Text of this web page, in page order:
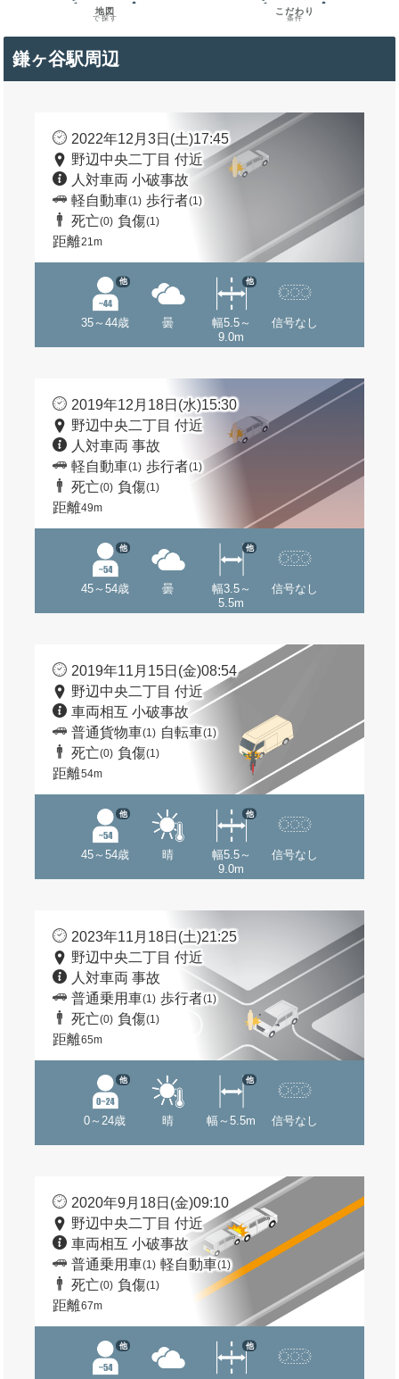
地図
で探す
こだわり
条件
鎌ヶ谷駅周辺
2022年12月3日(土)17:45
野辺中央二丁目 付近
人対車両 小破事故
軽自動車(1) 歩行者(1)
死亡(0) 負傷(1)
距離21m
35～44歳
他
曇
幅5.5～
9.0m
他
信号なし
2019年12月18日(水)15:30
野辺中央二丁目 付近
人対車両 事故
軽自動車(1) 歩行者(1)
死亡(0) 負傷(1)
距離49m
45～54歳
他
曇
幅3.5～
5.5m
他
信号なし
2019年11月15日(金)08:54
野辺中央二丁目 付近
車両相互 小破事故
普通貨物車(1) 自転車(1)
死亡(0) 負傷(1)
距離54m
45～54歳
他
晴
幅5.5～
9.0m
他
信号なし
2023年11月18日(土)21:25
野辺中央二丁目 付近
人対車両 事故
普通乗用車(1) 歩行者(1)
死亡(0) 負傷(1)
距離65m
0～24歳
他
晴 幅～5.5m
他
信号なし
2020年9月18日(金)09:10
野辺中央二丁目 付近
車両相互 小破事故
普通乗用車(1) 軽自動車(1)
死亡(0) 負傷(1)
距離67m
他 他